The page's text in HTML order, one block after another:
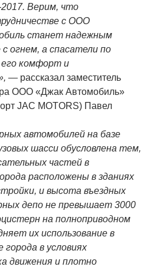
Верим, что
с ООО
станет надежным
огнем, а спасатели по
комфорт и
— рассказал заместитель
ООО «Джак Автомобиль»
JAC MOTORS) Павел
автомобилей на базе
шасси обусловлена тем,
частей в
расположены в зданиях
и высота въездных
депо не превышает 3000
на полноприводном
их использование в
в условиях
движения и плотно